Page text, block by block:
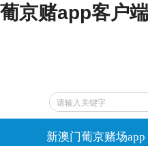
葡京赌app客户端
新澳门葡京赌场app